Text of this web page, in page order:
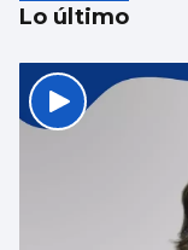
Lo último